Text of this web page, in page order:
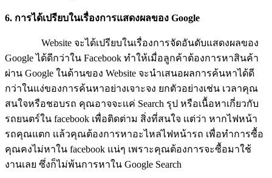
6. การได้เปรียบในเรื่องการแสดงผลของ Google
Website จะได้เปรียบในเรื่องการจัดอันดับแสดงผลของ
Google ได้ดีกว่าใน Facebook ทำให้เมื่อลูกค้าต้องการหาสินค้า
ผ่าน Google ในด้านของ Website จะนำเสนอผลการค้นหาได้ดี
กว่าในแง่ของการค้นหาอย่างเจาะจง ยกตัวอย่างเช่น เวลาคุณ
สนใจหรือชอบรถ คุณอาจจะเเค่ Search รุป หรือเนื้อหาเกี่ยวกับ
รถยนตร์ใน facebook เพื่อติดต่าม สิ่งที่สนใจ เเต่ว่า หากไฟหน้า
รถคุณแตก เเล้วคุณต้องการหาอะไหล่ไฟหน้ารถ เพื่อทำการซื้อ
คุณคงไม่หาใน facebook แน่ๆ เพราะคุณต้องการจะซื้อมาใช้
งานเลย ซึ่งก็ไม่พ้นการหาใน Google Search